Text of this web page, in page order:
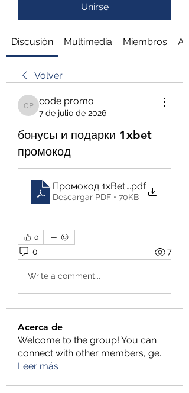
Unirse
Discusión Multimedia Miembros
Volver
code promo
code promo
7 de julio de 2026
бонусы и подарки 1xbet
промокод
Промокод 1xBet Для
.pdf
Descargar PDF • 70KB
0
0 7
Write a comment...
Acerca de
Welcome to the group! You can
connect with other members, ge...
Leer más